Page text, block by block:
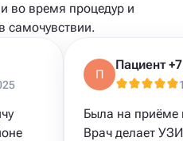
во время процедур и
самочувствии.
П
Была на
Врач делает